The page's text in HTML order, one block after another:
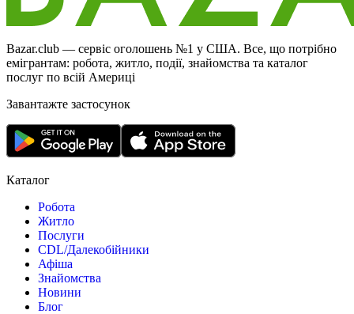
Bazar.club — сервіс оголошень №1 у США. Все, що потрібно
емігрантам: робота, житло, події, знайомства та каталог
послуг по всій Америці
Завантажте застосунок
Каталог
Робота
Житло
Послуги
CDL/Далекобійники
Афіша
Знайомства
Новини
Блог